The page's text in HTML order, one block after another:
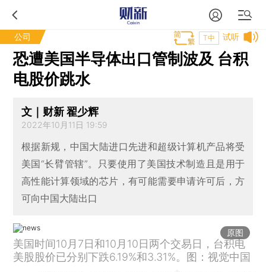
公司 试听
T中
恐遭美国半导体出口管制波及 台积
电股价跳水
文｜财新 翟少辉
2022年10月11日 19:59
根据新规，中国大陆进口先进和超级计算机产品将受
美国“长臂管辖”。只要使用了美国技术制造且是用于
高性能计算领域的芯片，有可能需要申请许可后，方
可向中国大陆出口
原图
美国时间10月7日和10月10日两个交易日，台积电
美股股价已分别下跌6.19%和3.31%。图：视觉中国